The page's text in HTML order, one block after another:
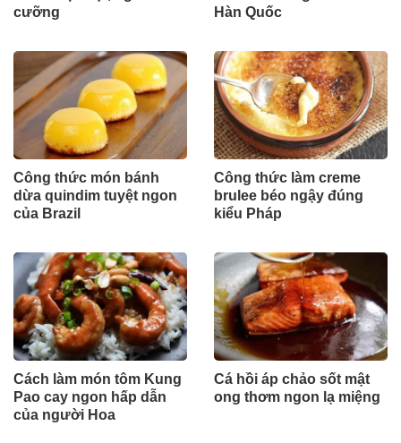
cưỡng
Hàn Quốc
Công thức món bánh
dừa quindim tuyệt ngon
của Brazil
Công thức làm creme
brulee béo ngậy đúng
kiểu Pháp
Cách làm món tôm Kung
Pao cay ngon hấp dẫn
của người Hoa
Cá hồi áp chảo sốt mật
ong thơm ngon lạ miệng